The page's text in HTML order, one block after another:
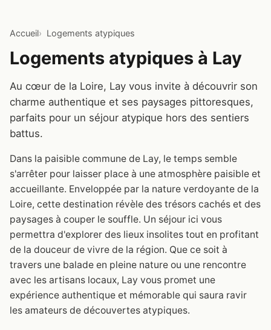
Accueil Logements atypiques
Logements atypiques à Lay
Au cœur de la Loire, Lay vous invite à découvrir son
charme authentique et ses paysages pittoresques,
parfaits pour un séjour atypique hors des sentiers
battus.
Dans la paisible commune de Lay, le temps semble
s'arrêter pour laisser place à une atmosphère paisible et
accueillante. Enveloppée par la nature verdoyante de la
Loire, cette destination révèle des trésors cachés et des
paysages à couper le souffle. Un séjour ici vous
permettra d'explorer des lieux insolites tout en profitant
de la douceur de vivre de la région. Que ce soit à
travers une balade en pleine nature ou une rencontre
avec les artisans locaux, Lay vous promet une
expérience authentique et mémorable qui saura ravir
les amateurs de découvertes atypiques.